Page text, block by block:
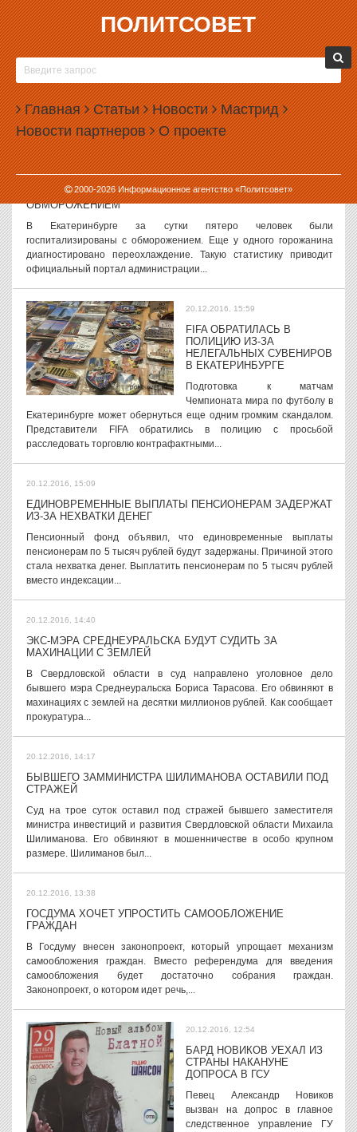
ПОЛИТСОВЕТ
Главная Статьи Новости Мастрид
Новости партнеров О проекте
2000-2026Информационное агентство «Политсовет»
20.12.2016, 17:57
КУЙВАШЕВ РЕФОРМИРОВАЛ СВОЮ АДМИНИСТРАЦИЮ
Свердловский губернатор Евгений Куйвашев изменил структуру
своей администрации. Реформированная администрация включит
в себя остатки аппарата правительства. Об утверждении новой
структуры...
20.12.2016, 17:05
ПЯТЕРО ЕКАТЕРИНБУРЖЦЕВ ГОСПИТАЛИЗИРОВАНЫ С
ОБМОРОЖЕНИЕМ
В Екатеринбурге за сутки пятеро человек были
госпитализированы с обморожением. Еще у одного горожанина
диагностировано переохлаждение. Такую статистику приводит
официальный портал администрации...
20.12.2016, 15:59
FIFA ОБРАТИЛАСЬ В
ПОЛИЦИЮ ИЗ-ЗА
НЕЛЕГАЛЬНЫХ СУВЕНИРОВ
В ЕКАТЕРИНБУРГЕ
Подготовка к матчам
Чемпионата мира по футболу в
Екатеринбурге может обернуться еще одним громким скандалом.
Представители FIFA обратились в полицию с просьбой
расследовать торговлю контрафактными...
20.12.2016, 15:09
ЕДИНОВРЕМЕННЫЕ ВЫПЛАТЫ ПЕНСИОНЕРАМ ЗАДЕРЖАТ
ИЗ-ЗА НЕХВАТКИ ДЕНЕГ
Пенсионный фонд объявил, что единовременные выплаты
пенсионерам по 5 тысяч рублей будут задержаны. Причиной этого
стала нехватка денег. Выплатить пенсионерам по 5 тысяч рублей
вместо индексации...
20.12.2016, 14:40
ЭКС-МЭРА СРЕДНЕУРАЛЬСКА БУДУТ СУДИТЬ ЗА
МАХИНАЦИИ С ЗЕМЛЕЙ
В Свердловской области в суд направлено уголовное дело
бывшего мэра Среднеуральска Бориса Тарасова. Его обвиняют в
махинациях с землей на десятки миллионов рублей. Как сообщает
прокуратура...
20.12.2016, 14:17
БЫВШЕГО ЗАММИНИСТРА ШИЛИМАНОВА ОСТАВИЛИ ПОД
СТРАЖЕЙ
Суд на трое суток оставил под стражей бывшего заместителя
министра инвестиций и развития Свердловской области Михаила
Шилиманова. Его обвиняют в мошенничестве в особо крупном
размере. Шилиманов был...
20.12.2016, 13:38
ГОСДУМА ХОЧЕТ УПРОСТИТЬ САМООБЛОЖЕНИЕ
ГРАЖДАН
В Госдуму внесен законопроект, который упрощает механизм
самообложения граждан. Вместо референдума для введения
самообложения будет достаточно собрания граждан.
Законопроект, о котором идет речь,...
20.12.2016, 12:54
БАРД НОВИКОВ УЕХАЛ ИЗ
СТРАНЫ НАКАНУНЕ
ДОПРОСА В ГСУ
Певец Александр Новиков
вызван на допрос в главное
следственное управление ГУ